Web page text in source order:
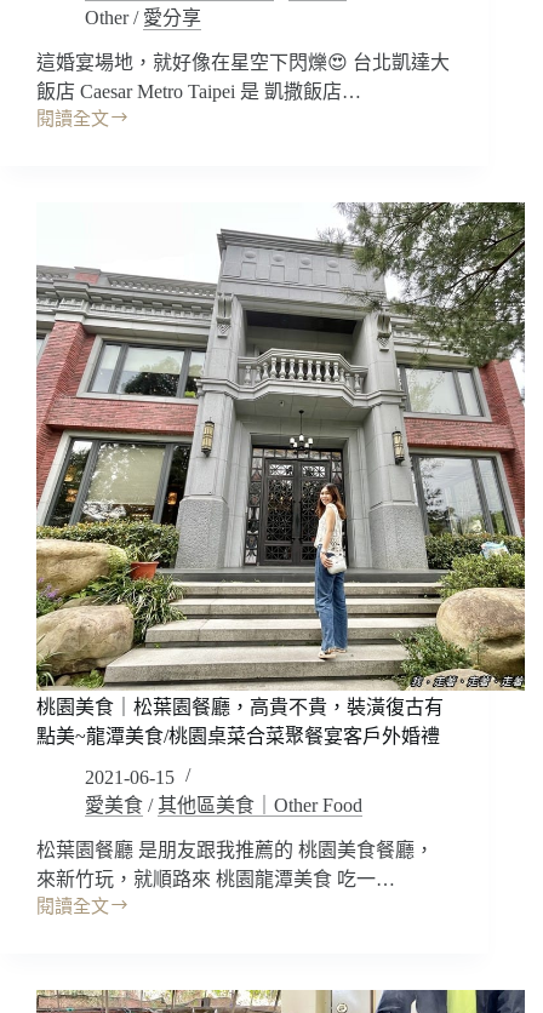
Other/ 愛分享
這婚宴場地，就好像在星空下閃爍😍 台北凱達大
飯店 Caesar Metro Taipei 是 凱撒飯店…
閱讀全文
台
達
大
飯
店，
網
友
票
選
最
美
飯
店
辦
婚
禮!!
挑
高
氣
派
會
廳，
也
太
太
桃園美食｜松葉園餐廳，高貴不貴，裝潢復古有
點美~龍潭美食/桃園桌菜合菜聚餐宴客戶外婚禮
2021-06-15
愛美食 /其他區美食｜Other Food
松葉園餐廳 是朋友跟我推薦的 桃園美食餐廳，
來新竹玩，就順路來 桃園龍潭美食 吃一…
閱讀全文
桃
食